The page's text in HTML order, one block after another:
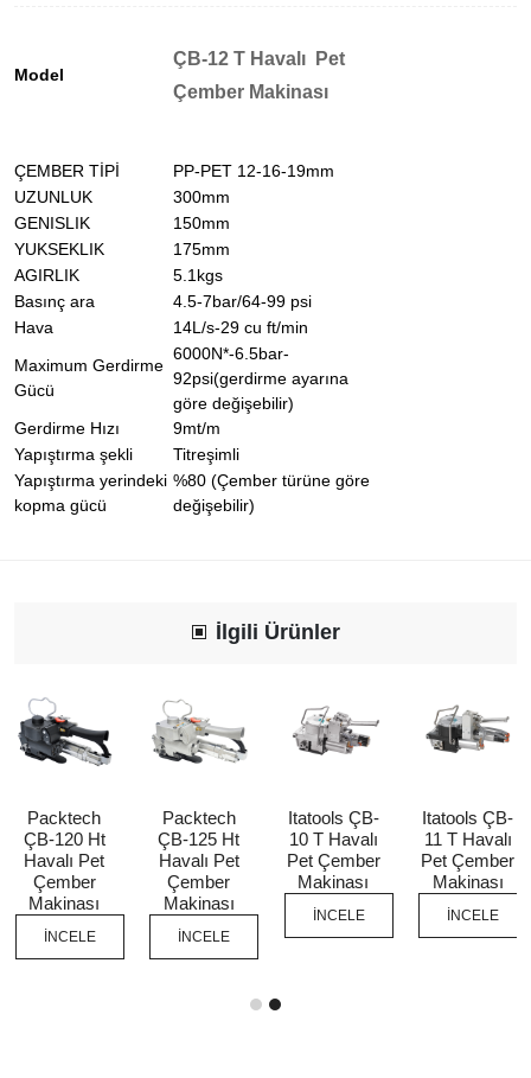
Model
ÇB-12 T Havalı Pet
Çember Makinası
ÇEMBER TİPİ
PP-PET 12-16-19mm
UZUNLUK
300mm
GENISLIK
150mm
YUKSEKLIK
175mm
AGIRLIK
5.1kgs
Basınç ara
4.5-7bar/64-99 psi
Hava
14L/s-29 cu ft/min
Maximum Gerdirme
Gücü
6000N*-6.5bar-
92psi(gerdirme ayarına
göre değişebilir)
Gerdirme Hızı
9mt/m
Yapıştırma şekli
Titreşimli
Yapıştırma yerindeki
kopma gücü
%80 (Çember türüne göre
değişebilir)
İlgili Ürünler
Packtech
ÇB-120 Ht
Havalı Pet
Çember
Makinası
İNCELE
Packtech
ÇB-125 Ht
Havalı Pet
Çember
Makinası
İNCELE
Itatools ÇB-
10 T Havalı
Pet Çember
Makinası
İNCELE
Itatools ÇB-
11 T Havalı
Pet Çember
Makinası
İNCELE